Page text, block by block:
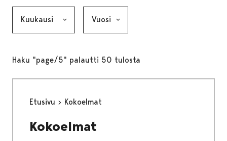
Haku "page/5" palautti 50 tulosta
Etusivu Kokoelmat
Kokoelmat